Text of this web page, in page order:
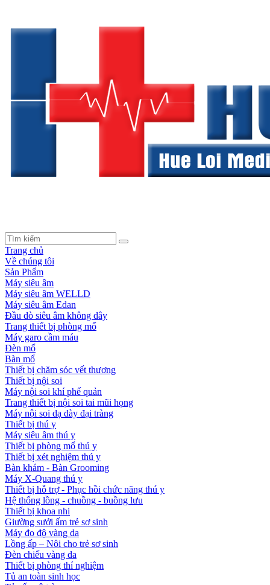
Trang chủ
Về chúng tôi
Sản Phẩm
Máy siêu âm
Máy siêu âm WELLD
Máy siêu âm Edan
Đầu dò siêu âm không dây
Trang thiết bị phòng mổ
Máy garo cầm máu
Đèn mổ
Bàn mổ
Thiết bị chăm sóc vết thương
Thiết bị nội soi
Máy nội soi khí phế quản
Trang thiết bị nội soi tai mũi họng
Máy nội soi dạ dày đại tràng
Thiết bị thú y
Máy siêu âm thú y
Thiết bị phòng mổ thú y
Thiết bị xét nghiệm thú y
Bàn khám - Bàn Grooming
Máy X-Quang thú y
Thiết bị hỗ trợ - Phục hồi chức năng thú y
Hệ thống lồng - chuồng - buồng lưu
Thiết bị khoa nhi
Giường sưởi ấm trẻ sơ sinh
Máy đo độ vàng da
Lồng ấp – Nôi cho trẻ sơ sinh
Đèn chiếu vàng da
Thiết bị phòng thí nghiệm
Tủ an toàn sinh học